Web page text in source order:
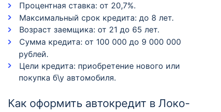
Процентная ставка: от 20,7%.
Максимальный срок кредита: до 8 лет.
Возраст заемщика: от 21 до 65 лет.
Сумма кредита: от 100 000 до 9 000 000
рублей.
Цели кредита: приобретение нового или
покупка б\у автомобиля.
Как оформить автокредит в Локо-